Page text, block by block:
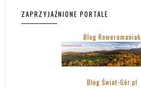
ZAPRZYJAŹNIONE PORTALE
Blog Roweromaniak
Blog Świat-Gór.pl